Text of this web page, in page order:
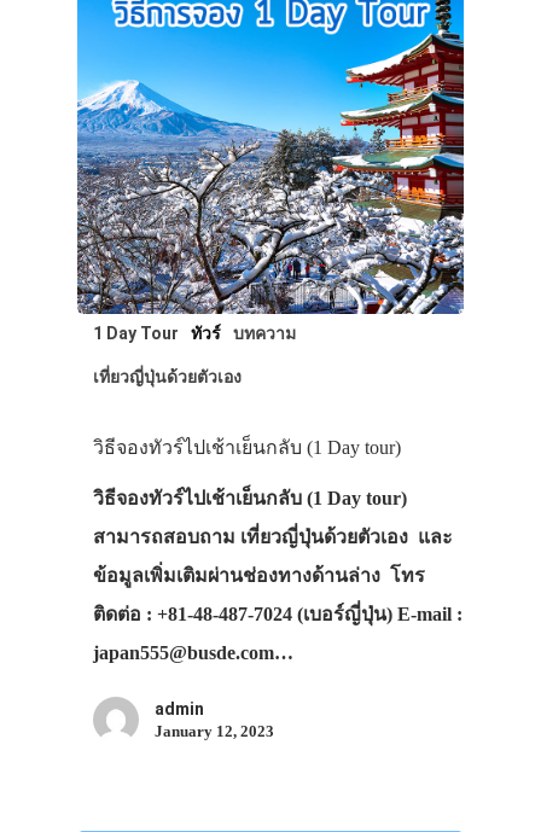
1 Day Tour ทัวร์ บทความ
เที่ยวญี่ปุ่นด้วยตัวเอง
วิธีจองทัวร์ไปเช้าเย็นกลับ (1 Day tour)
วิธีจองทัวร์ไปเช้าเย็นกลับ (1 Day tour)
สามารถสอบถาม เที่ยวญี่ปุ่นด้วยตัวเอง และ
ข้อมูลเพิ่มเติมผ่านช่องทางด้านล่าง โทร
ติดต่อ : +81-48-487-7024 (เบอร์ญี่ปุ่น) E-mail :
japan555@busde.com…
admin
January 12, 2023